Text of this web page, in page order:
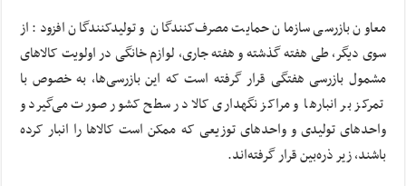
معاون بازرسی سازمان حمایت مصرف‌کنندگان و تولیدکنندگان افزود: از
سوی دیگر، طی هفته گذشته و هفته جاری، لوازم خانگی در اولویت کالاهای
مشمول بازرسی هفتگی قرار گرفته است که این بازرسی‌ها، به خصوص با
تمرکز بر انبارها و مراکز نگهداری کالا در سطح کشور صورت می‌گیرد و
واحدهای تولیدی و واحدهای توزیعی که ممکن است کالاها را انبار کرده
باشند، زیر ذره‌بین قرار گرفته‌اند.